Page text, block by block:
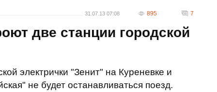
31.07.13 07:08 895 7
две станции городской
электрички "Зенит" на Куреневке и
не будет останавливаться поезд.